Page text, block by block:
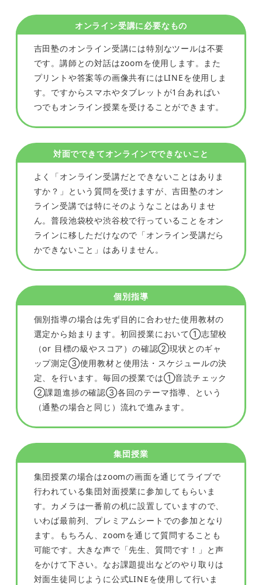
オンライン受講に必要なもの
吉田塾のオンライン受講には特別なツールは不要
です。講師との対話はzoomを使用します。また
プリントや答案等の画像共有にはLINEを使用しま
す。ですからスマホやタブレットが1台あればい
つでもオンライン授業を受けることができます。
対面でできてオンラインでできないこと
よく「オンライン受講だとできないことはありま
すか？」という質問を受けますが、吉田塾のオン
ライン受講では特にそのようなことはありませ
ん。普段池袋校や渋谷校で行っていることをオン
ラインに移しただけなので「オンライン受講だら
かできないこと」はありません。
個別指導
個別指導の場合は先ず目的に合わせた使用教材の
選定から始まります。初回授業において①志望校
（or 目標の級やスコア）の確認②現状とのギャ
ップ測定③使用教材と使用法・スケジュールの決
定、を行います。毎回の授業では①音読チェック
②課題進捗の確認③各回のテーマ指導、という
（通塾の場合と同じ）流れで進みます。
集団授業
集団授業の場合はzoomの画面を通じてライブで
行われている集団対面授業に参加してもらいま
す。カメラは一番前の机に設置していますので、
いわば最前列、プレミアムシートでの参加となり
ます。もちろん、zoomを通じて質問することも
可能です。大きな声で「先生、質問です！」と声
をかけて下さい。なお課題提出などのやり取りは
対面生徒同じように公式LINEを使用して行いま